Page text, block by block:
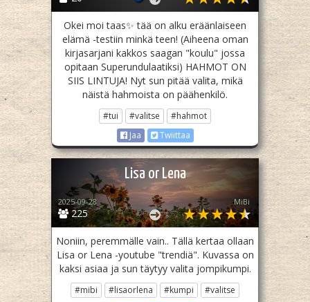
Okei moi taas✨ tää on alku eräänlaiseen
elämä -testiin minkä teen! (Aiheena oman
kirjasarjani kakkos saagan "koulu" jossa
opitaan Superundulaatiksi) HAHMOT ON
SIIS LINTUJA! Nyt sun pitää valita, mikä
näistä hahmoista on päähenkilö.
#tui #valitse
#hahmot
Jaa
Twiittaa
Lisa or Lena
225
2025-09-28 MiBi
Noniin, peremmälle vain.. Tällä kertaa ollaan
Lisa or Lena -youtube "trendiä". Kuvassa on
kaksi asiaa ja sun täytyy valita jompikumpi.
#mibi #lisaorlena #kumpi
#valitse